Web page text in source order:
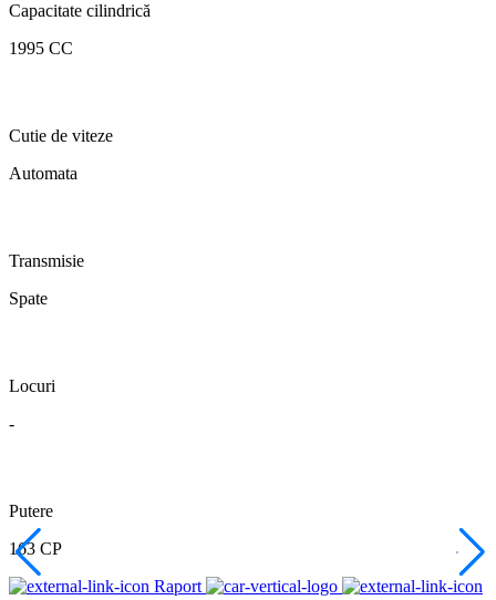
Capacitate cilindrică
1995 CC
Cutie de viteze
Automata
Transmisie
Spate
Locuri
-
Putere
163 CP
Raport